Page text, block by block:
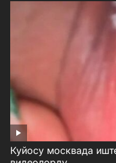
Куйосу москвада